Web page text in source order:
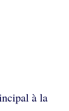
à la